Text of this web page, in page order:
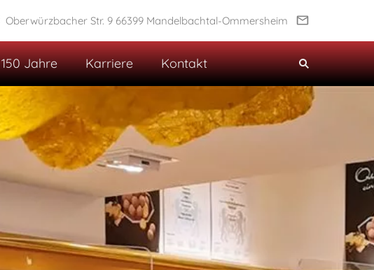
Oberwürzbacher Str. 9 66399 Mandelbachtal-Ommersheim
150 Jahre Karriere Kontakt